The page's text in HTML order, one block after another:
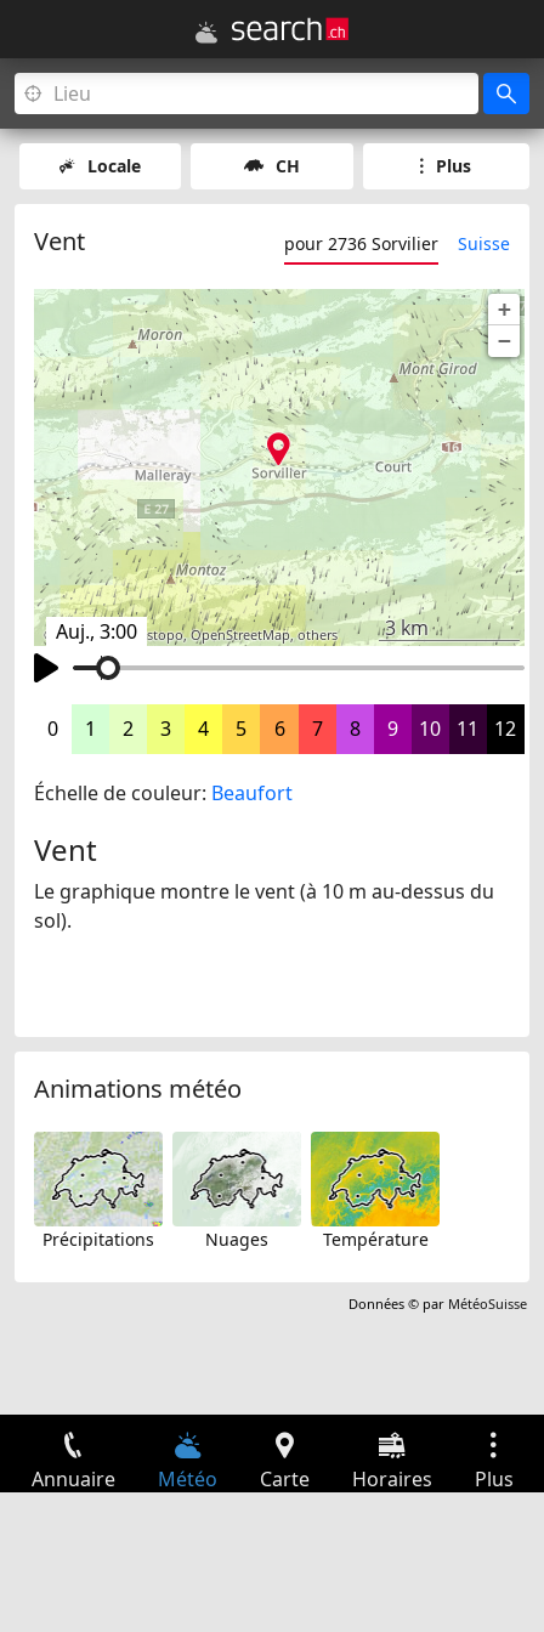
Locale CH Plus
Vent pour 2736 Sorvilier Suisse
Auj., 3:00
+
−
© search.ch,swisstopo,OpenStreetMap,others 3 km
0 1 2 3 4 5 6 7 8 9 10 11 12
Échelle de couleur: Beaufort
Vent
Le graphique montre le vent (à 10 m au-dessus du
sol).
Animations météo
Précipitations Nuages Température
Données © par MétéoSuisse
Annuaire Météo Carte Horaires Plus